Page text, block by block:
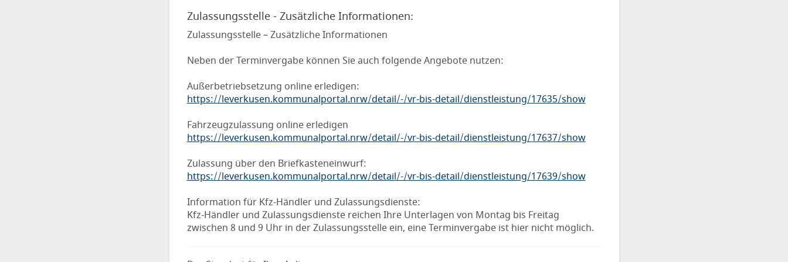
Zulassungsstelle - Zusätzliche Informationen:
Zulassungsstelle – Zusätzliche Informationen
Neben der Terminvergabe können Sie auch folgende Angebote nutzen:
Außerbetriebsetzung online erledigen:
https://leverkusen.kommunalportal.nrw/detail/-/vr-bis-detail/dienstleistung/17635/show
Fahrzeugzulassung online erledigen
https://leverkusen.kommunalportal.nrw/detail/-/vr-bis-detail/dienstleistung/17637/show
Zulassung über den Briefkasteneinwurf:
https://leverkusen.kommunalportal.nrw/detail/-/vr-bis-detail/dienstleistung/17639/show
Information für Kfz-Händler und Zulassungsdienste:
Kfz-Händler und Zulassungsdienste reichen Ihre Unterlagen von Montag bis Freitag
zwischen 8 und 9 Uhr in der Zulassungsstelle ein, eine Terminvergabe ist hier nicht möglich.